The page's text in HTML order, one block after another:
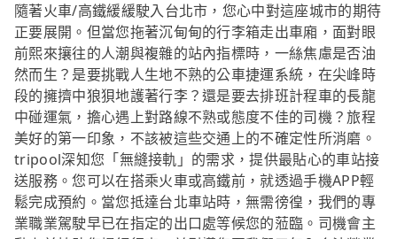
隨著火車/高鐵緩緩駛入台北市，您心中對這座城市的期待
正要展開。但當您拖著沉甸甸的行李箱走出車廂，面對眼
前熙來攘往的人潮與複雜的站內指標時，一絲焦慮是否油
然而生？是要挑戰人生地不熟的公車捷運系統，在尖峰時
段的擁擠中狼狽地護著行李？還是要去排班計程車的長龍
中碰運氣，擔心遇上對路線不熟或態度不佳的司機？旅程
美好的第一印象，不該被這些交通上的不確定性所消磨。
tripool深知您「無縫接軌」的需求，提供最貼心的車站接
送服務。您可以在搭乘火車或高鐵前，就透過手機APP輕
鬆完成預約。當您抵達台北車站時，無需徬徨，我們的專
業職業駕駛早已在指定的出口處等候您的蒞臨。司機會主